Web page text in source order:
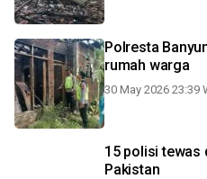
Polresta
rumah warga
30 May 2026 23:39
15 polisi tewas
Pakistan